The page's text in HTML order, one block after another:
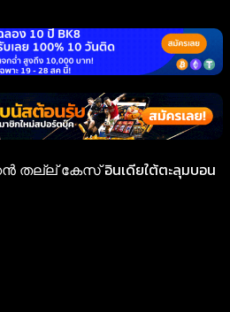
തല്ല് കേസ് อินเดียใต้ตะลุมบอน